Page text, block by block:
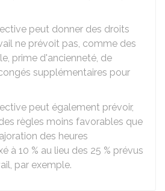
peut donner des droits
ne prévoit pas, comme des
prime d'ancienneté, de
supplémentaires pour
peut également prévoir,
règles moins favorables que
des heures
à 10 % au lieu des 25 % prévus
par exemple.